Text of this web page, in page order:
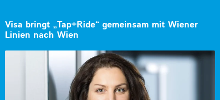
Visa bringt „Tap+Ride“ gemeinsam mit Wiener
Linien nach Wien